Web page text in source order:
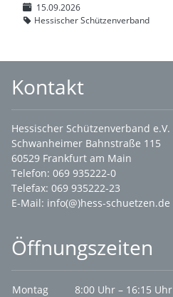
15.09.2026
Hessischer Schützenverband
Kontakt
Hessischer Schützenverband e.V.
Schwanheimer Bahnstraße 115
60529 Frankfurt am Main
Telefon: 069 935222-0
Telefax: 069 935222-23
E-Mail: info(@)hess-schuetzen.de
Öffnungszeiten
Montag 8:00 Uhr – 16:15 Uhr